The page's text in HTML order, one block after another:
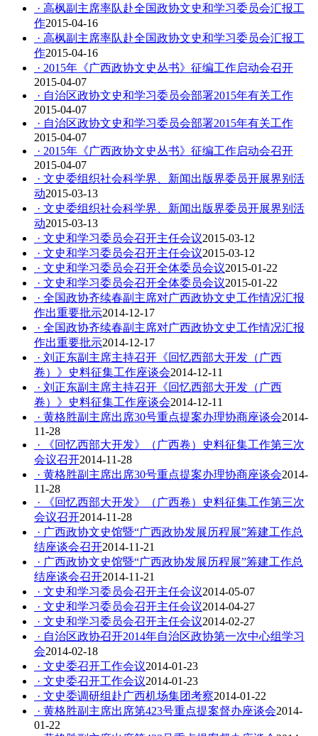
· 高枫副主席率队赴全国政协文史和学习委员会汇报工
作2015-04-16
· 高枫副主席率队赴全国政协文史和学习委员会汇报工
作2015-04-16
· 2015年《广西政协文史丛书》征编工作启动会召开
2015-04-07
· 自治区政协文史和学习委员会部署2015年有关工作
2015-04-07
· 自治区政协文史和学习委员会部署2015年有关工作
2015-04-07
· 2015年《广西政协文史丛书》征编工作启动会召开
2015-04-07
· 文史委组织社会科学界、新闻出版界委员开展界别活
动2015-03-13
· 文史委组织社会科学界、新闻出版界委员开展界别活
动2015-03-13
· 文史和学习委员会召开主任会议2015-03-12
· 文史和学习委员会召开主任会议2015-03-12
· 文史和学习委员会召开全体委员会议2015-01-22
· 文史和学习委员会召开全体委员会议2015-01-22
· 全国政协齐续春副主席对广西政协文史工作情况汇报
作出重要批示2014-12-17
· 全国政协齐续春副主席对广西政协文史工作情况汇报
作出重要批示2014-12-17
· 刘正东副主席主持召开《回忆西部大开发（广西
卷）》史料征集工作座谈会2014-12-11
· 刘正东副主席主持召开《回忆西部大开发（广西
卷）》史料征集工作座谈会2014-12-11
· 黄格胜副主席出席30号重点提案办理协商座谈会2014-
11-28
· 《回忆西部大开发》（广西卷）史料征集工作第三次
会议召开2014-11-28
· 黄格胜副主席出席30号重点提案办理协商座谈会2014-
11-28
· 《回忆西部大开发》（广西卷）史料征集工作第三次
会议召开2014-11-28
· 广西政协文史馆暨“广西政协发展历程展”筹建工作总
结座谈会召开2014-11-21
· 广西政协文史馆暨“广西政协发展历程展”筹建工作总
结座谈会召开2014-11-21
· 文史和学习委员会召开主任会议2014-05-07
· 文史和学习委员会召开主任会议2014-04-27
· 文史和学习委员会召开主任会议2014-02-27
· 自治区政协召开2014年自治区政协第一次中心组学习
会2014-02-18
· 文史委召开工作会议2014-01-23
· 文史委召开工作会议2014-01-23
· 文史委调研组赴广西机场集团考察2014-01-22
· 黄格胜副主席出席第423号重点提案督办座谈会2014-
01-22